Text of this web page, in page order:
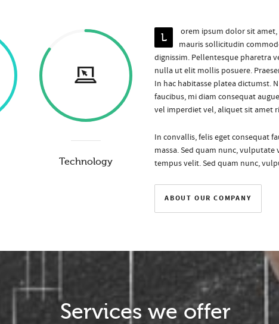
Technology
L
orem ipsum dolor sit
mauris sollicitudin
dignissim. Pellentesque pharetra
nulla ut elit mollis posuere.
In hac habitasse platea dictumst.
faucibus, mi diam consequat
vel imperdiet vel, aliquet sit amet
In convallis, felis eget consequat
massa. Sed quam nunc,
tempus velit. Sed quam nunc,
ABOUT OUR COMPANY
Services we offer